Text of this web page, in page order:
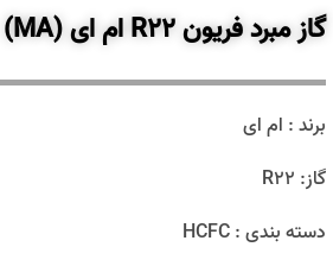
گاز مبرد فریون R22 ام ای (MA)
برند : ام ای
گاز: R22
دسته بندی : HCFC